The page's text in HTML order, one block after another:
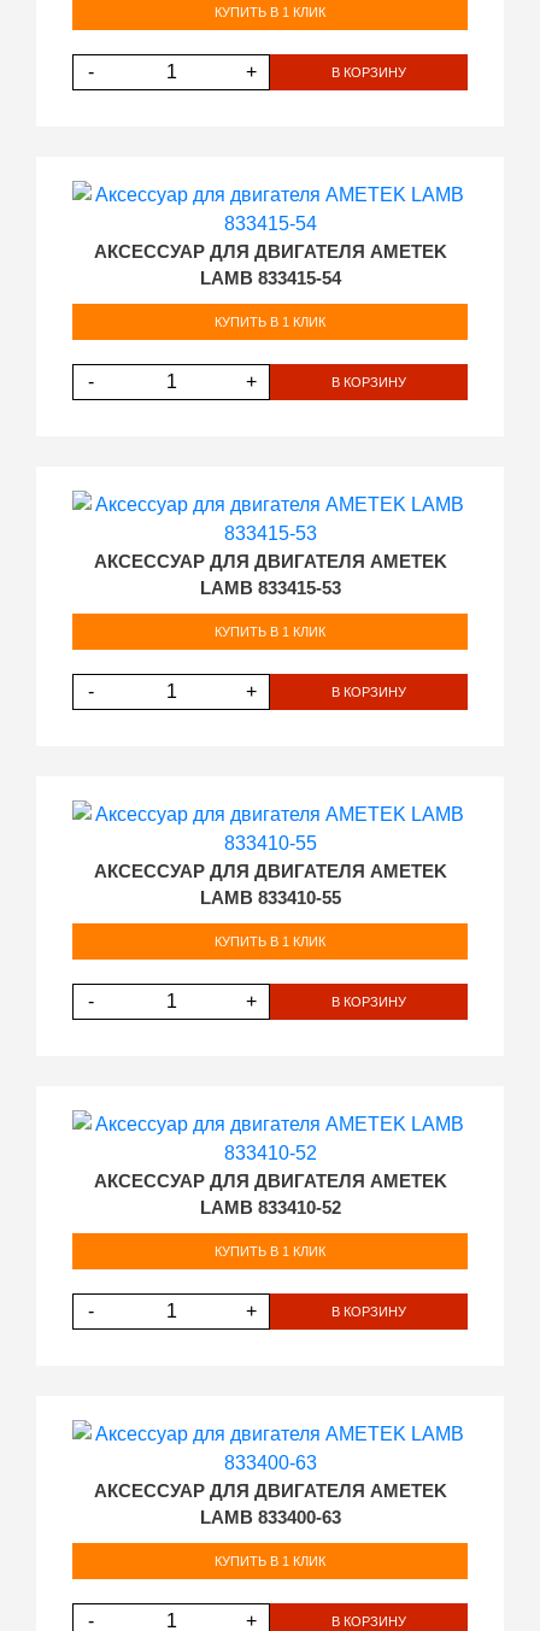
КУПИТЬ В 1 КЛИК
- + В КОРЗИНУ
АКСЕССУАР ДЛЯ ДВИГАТЕЛЯ AMETEK
LAMB 833415-54
КУПИТЬ В 1 КЛИК
- + В КОРЗИНУ
АКСЕССУАР ДЛЯ ДВИГАТЕЛЯ AMETEK
LAMB 833415-53
КУПИТЬ В 1 КЛИК
- + В КОРЗИНУ
АКСЕССУАР ДЛЯ ДВИГАТЕЛЯ AMETEK
LAMB 833410-55
КУПИТЬ В 1 КЛИК
- + В КОРЗИНУ
АКСЕССУАР ДЛЯ ДВИГАТЕЛЯ AMETEK
LAMB 833410-52
КУПИТЬ В 1 КЛИК
- + В КОРЗИНУ
АКСЕССУАР ДЛЯ ДВИГАТЕЛЯ AMETEK
LAMB 833400-63
КУПИТЬ В 1 КЛИК
- + В КОРЗИНУ